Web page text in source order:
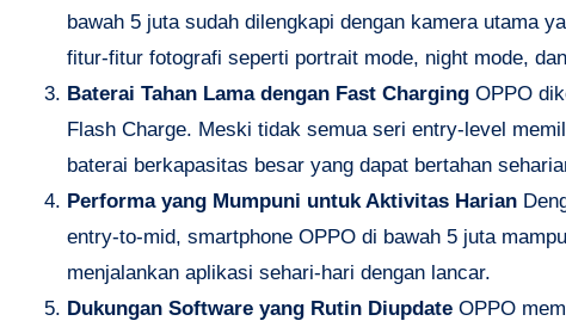
bawah 5 juta sudah dilengkapi dengan kamera utama
fitur-fitur fotografi seperti portrait mode, night mode,
Baterai Tahan Lama dengan Fast Charging OPPO
Flash Charge. Meski tidak semua seri entry-level
baterai berkapasitas besar yang dapat bertahan
Performa yang Mumpuni untuk Aktivitas Harian
entry-to-mid, smartphone OPPO di bawah 5 juta
menjalankan aplikasi sehari-hari dengan lancar.
Dukungan Software yang Rutin Diupdate OPPO